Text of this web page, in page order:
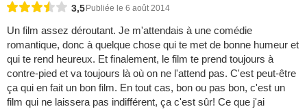
3,5 Publiée le 6 août 2014
Un film assez déroutant. Je m'attendais à une comédie
romantique, donc à quelque chose qui te met de bonne humeur et
qui te rend heureux. Et finalement, le film te prend toujours à
contre-pied et va toujours là où on ne l'attend pas. C'est peut-être
ça qui en fait un bon film. En tout cas, bon ou pas bon, c'est un
film qui ne laissera pas indifférent, ça c'est sûr! Ce que j'ai